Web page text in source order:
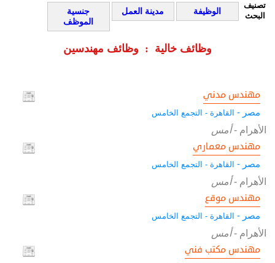
تصنيف
البحث
الوظيفة مدينة العمل
جنسية
الموظف
وظائف خالية : وظائف مهندسين
مهندس مدني
مصر - القاهرة - التجمع الخامس
الأهرام -أمس
مهندس معماري
مصر - القاهرة - التجمع الخامس
الأهرام -أمس
مهندس موقع
مصر - القاهرة - التجمع الخامس
الأهرام -أمس
مهندس مكتب فني